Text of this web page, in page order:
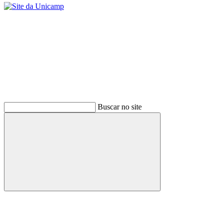
Buscar no site
Buscar